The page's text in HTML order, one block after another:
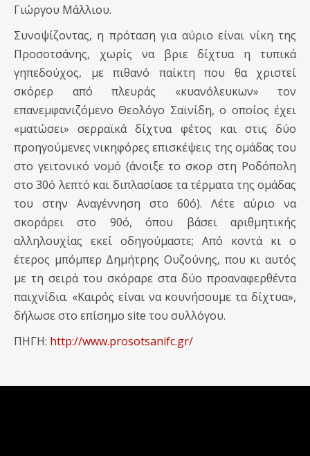
Γιώργου Μάλλιου.
Συνοψίζοντας, η πρόταση για αύριο είναι νίκη της
Προσοτσάνης, χωρίς να βριε δίχτυα η τυπικά
γηπεδούχος, με πιθανό παίκτη που θα χριστεί
σκόρερ από πλευράς «κυανόλευκων» τον
επανεμφανιζόμενο Θεολόγο Σαϊνίδη, ο οποίος έχει
«ματώσει» σερραϊκά δίχτυα φέτος και στις δύο
προηγούμενες νικηφόρες επισκέψεις της ομάδας του
στο γειτονικό νομό (άνοιξε το σκορ στη Ροδόπολη
στο 30ό λεπτό και διπλασίασε τα τέρματα της ομάδας
του στην Αναγέννηση στο 60ό). Λέτε αύριο να
σκοράρει στο 90ό, όπου βάσει αριθμητικής
αλληλουχίας εκεί οδηγούμαστε; Από κοντά κι ο
έτερος μπόμπερ Δημήτρης Ουζούνης, που κι αυτός
με τη σειρά του σκόραρε στα δύο προαναφερθέντα
παιχνίδια. «Καιρός είναι να κουνήσουμε τα δίχτυα»,
δήλωσε στο επίσημο site του συλλόγου.
ΠΗΓΗ: http://www.prosotsanifc.gr/